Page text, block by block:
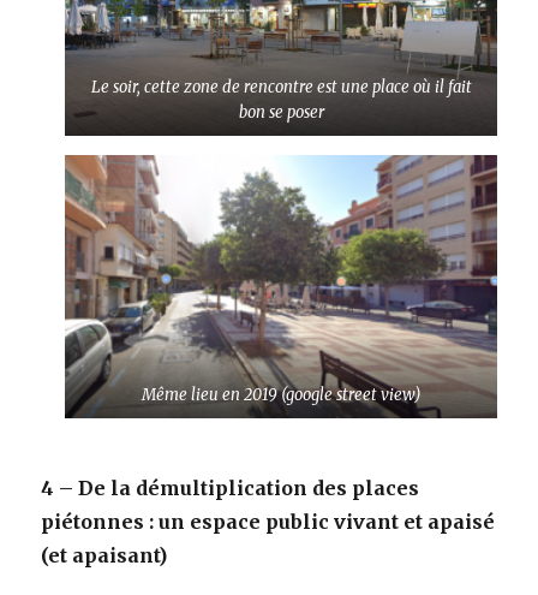
Le soir, cette zone de rencontre est une place où il fait
bon se poser
Même lieu en 2019(google street view)
4 – De la démultiplication des places
piétonnes : un espace public vivant et apaisé
(et apaisant)